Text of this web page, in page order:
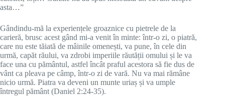
asta…”
Gândindu-mă la experiențele groaznice cu pietrele de la
carieră, brusc acest gând mi-a venit în minte: într-o zi, o piatră,
care nu este tăiată de mâinile omenești, va pune, în cele din
urmă, capăt răului, va zdrobi imperiile răutății omului și le va
face una cu pământul, astfel încât praful acestora să fie dus de
vânt ca pleava pe câmp, într-o zi de vară. Nu va mai rămâne
nicio urmă. Piatra va deveni un munte uriaș și va umple
întregul pământ (Daniel 2:24-35).